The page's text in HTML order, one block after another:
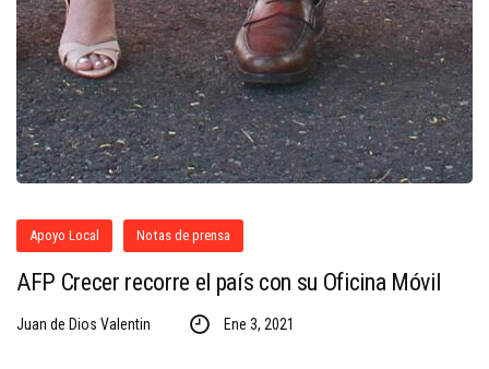
Apoyo Local Notas de prensa
AFP Crecer recorre el país con su Oficina Móvil
Juan de Dios Valentin Ene 3, 2021